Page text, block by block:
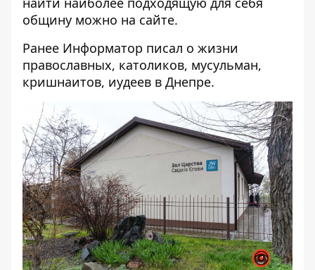
общину можно на сайте.
Ранее Информатор писал о жизни
православных, католиков, мусульман,
кришнаитов, иудеев в Днепре.